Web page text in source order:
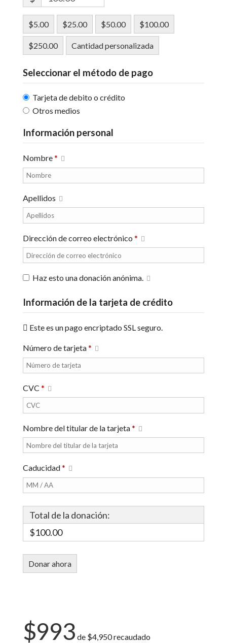
$5.00 $25.00 $50.00 $100.00
$250.00 Cantidad personalizada
Seleccionar el método de pago
Tarjeta de debito o crédito
Otros medios
Información personal
Nombre*
Apellidos
Dirección de correo electrónico *
Haz esto una donación anónima.
Información de la tarjeta de crédito
Este es un pago encriptado SSL seguro.
Número de tarjeta*
CVC *
Nombre del titular de la tarjeta*
Caducidad*
Total de la donación:
$100.00
$993 de $4,950recaudado